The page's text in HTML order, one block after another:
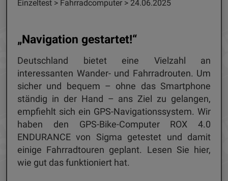
Einzeltest > Fahrradcomputer > 24.06.2025
„Navigation gestartet!“
Deutschland bietet eine Vielzahl an
interessanten Wander- und Fahrradrouten. Um
sicher und bequem – ohne das Smartphone
ständig in der Hand – ans Ziel zu gelangen,
empfiehlt sich ein GPS-Navigationssystem. Wir
haben den GPS-Bike-Computer ROX 4.0
ENDURANCE von Sigma getestet und damit
einige Fahrradtouren geplant. Lesen Sie hier,
wie gut das funktioniert hat.